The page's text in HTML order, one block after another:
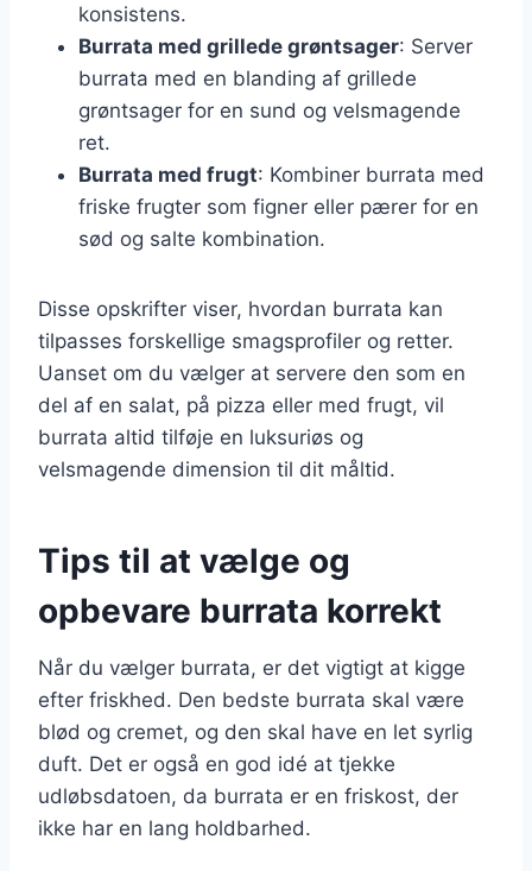
konsistens.
Burrata med grillede grøntsager: Server
burrata med en blanding af grillede
grøntsager for en sund og velsmagende
ret.
Burrata med frugt: Kombiner burrata med
friske frugter som figner eller pærer for en
sød og salte kombination.
Disse opskrifter viser, hvordan burrata kan
tilpasses forskellige smagsprofiler og retter.
Uanset om du vælger at servere den som en
del af en salat, på pizza eller med frugt, vil
burrata altid tilføje en luksuriøs og
velsmagende dimension til dit måltid.
Tips til at vælge og
opbevare burrata korrekt
Når du vælger burrata, er det vigtigt at kigge
efter friskhed. Den bedste burrata skal være
blød og cremet, og den skal have en let syrlig
duft. Det er også en god idé at tjekke
udløbsdatoen, da burrata er en friskost, der
ikke har en lang holdbarhed.